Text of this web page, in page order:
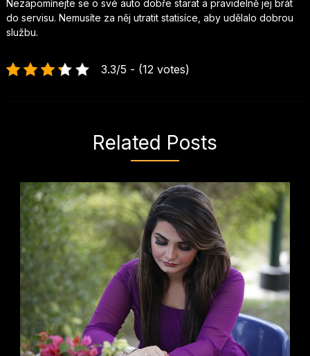
Nezapomínejte se o své auto dobře starat a pravidelně jej brát
do servisu. Nemusíte za něj utratit statisíce, aby udělalo dobrou
službu.
3.3/5 - (12 votes)
Related Posts